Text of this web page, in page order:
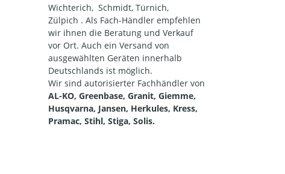
Wichterich, Schmidt, Türnich,
Zülpich . Als Fach-Händler empfehlen
wir ihnen die Beratung und Verkauf
vor Ort. Auch ein Versand von
ausgewählten Geräten innerhalb
Deutschlands ist möglich.
Wir sind autorisierter Fachhändler von
AL-KO, Greenbase, Granit, Giemme,
Husqvarna, Jansen, Herkules, Kress,
Pramac, Stihl, Stiga, Solis.